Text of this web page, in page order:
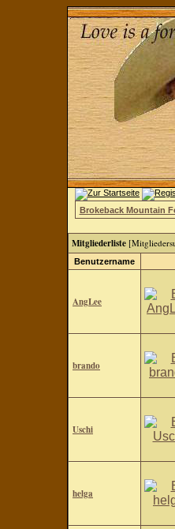
Brokeback Mountain
Mitgliederliste [
Benutzername
AngLee
brando
Uschi
helga